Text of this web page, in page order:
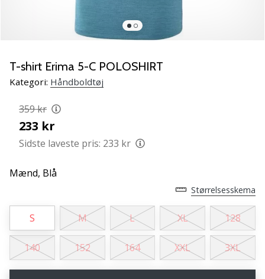
de
PUMA
Accelerate
NITRO
SQD
5
at
kende!
de
tekniske
opdateringer
og
find
ud
T-shirt Erima 5-C POLOSHIRT
Kategori: Håndboldtøj
359 kr
233 kr
Sidste laveste pris: 233 kr
Mænd, Blå
Størrelsesskema
S M L XL 128
140 152 164 XXL 3XL